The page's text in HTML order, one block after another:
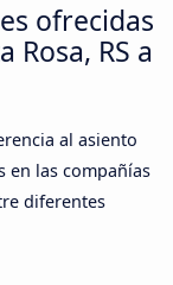
ofrecidas
RS a
al asiento
en las compañías
diferentes